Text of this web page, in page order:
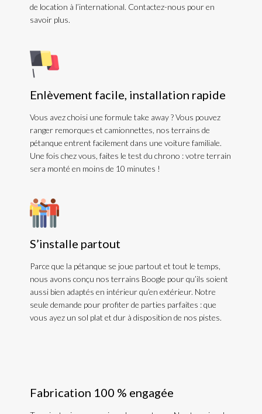
de location à l’international. Contactez-nous pour en
savoir plus.
Enlèvement facile, installation rapide
Vous avez choisi une formule take away ? Vous pouvez
ranger remorques et camionnettes, nos terrains de
pétanque entrent facilement dans une voiture familiale.
Une fois chez vous, faites le test du chrono : votre terrain
sera monté en moins de 10 minutes !
S’installe partout
Parce que la pétanque se joue partout et tout le temps,
nous avons conçu nos terrains Boogle pour qu’ils soient
aussi bien adaptés en intérieur qu’en extérieur. Notre
seule demande pour profiter de parties parfaites : que
vous ayez un sol plat et dur à disposition de nos pistes.
Fabrication 100 % engagée